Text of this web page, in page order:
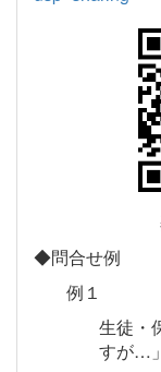
奨学金
◆問合せ例
例１
生徒・
すが…」